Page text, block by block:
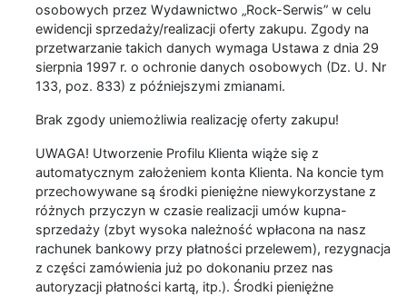
osobowych przez Wydawnictwo „Rock-Serwis” w celu
ewidencji sprzedaży/realizacji oferty zakupu. Zgody na
przetwarzanie takich danych wymaga Ustawa z dnia 29
sierpnia 1997 r. o ochronie danych osobowych (Dz. U. Nr
133, poz. 833) z późniejszymi zmianami.
Brak zgody uniemożliwia realizację oferty zakupu!
UWAGA! Utworzenie Profilu Klienta wiąże się z
automatycznym założeniem konta Klienta. Na koncie tym
przechowywane są środki pieniężne niewykorzystane z
różnych przyczyn w czasie realizacji umów kupna-
sprzedaży (zbyt wysoka należność wpłacona na nasz
rachunek bankowy przy płatności przelewem), rezygnacja
z części zamówienia już po dokonaniu przez nas
autoryzacji płatności kartą, itp.). Środki pieniężne